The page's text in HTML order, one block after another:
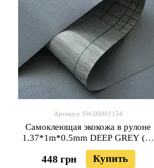
Артикул: SW-00001154
Самоклеющая экокожа в рулоне
1.37*1m*0.5mm DEEP GREY (D)
SW-00001154
448 грн Купить